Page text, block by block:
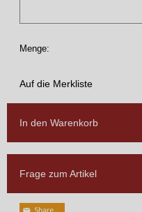
Menge:
Auf die Merkliste
In den Warenkorb
Frage zum Artikel